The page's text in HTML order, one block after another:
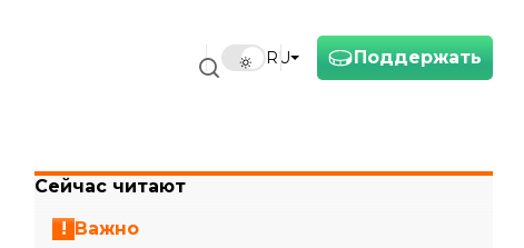
Поддержать
RU
Сейчас читают
Важно